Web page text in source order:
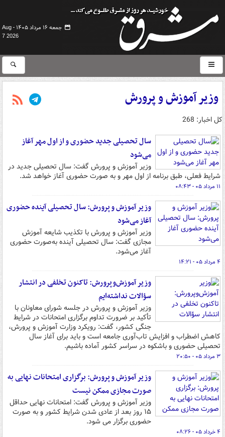
جمعه ۱۶ مرداد ۱۴۰۵ -
Aug
7 2026
وزیر آموزش و پرورش
کل اخبار: 268
سال تحصیلی جدید حضوری و از اول مهر آغاز
می‌شود
وزیر آموزش و پرورش گفت: سال تحصیلی جدید در
شرایط فعلی، طبق برنامه از اول مهر و به‌ صورت حضوری آغاز خواهد شد.
۱۱ مرداد ۰۵ - ۰۸:۴۳
وزیر آموزش و پرورش: سال تحصیلی آینده حضوری
آغاز می‌شود
وزیر آموزش و پرورش با تکذیب شایعه آموزش
مجازی گفت: سال تحصیلی آینده به‌صورت حضوری
آغاز می‌شود.
۴ مرداد ۰۵ - ۱۴:۲۱
وزیر آموزش‌وپرورش: تاکنون تخلفی در انتشار
سؤالات نداشته‌ایم
وزیر آموزش و پرورش در جلسه شورای معاونان با
تأکید بر ضرورت تداوم برگزاری امتحانات در شرایط
جنگی کشور، گفت: رویکرد وزارت آموزش و پرورش،
کاهش اضطراب و افزایش تاب‌آوری جامعه است و باید برای آغاز سال
تحصیلی حضوری و باشکوه در سراسر کشور آماده باشیم.
۳ مرداد ۰۵ - ۲۰:۵۰
وزیر آموزش و پرورش: برگزاری امتحانات نهایی به
صورت مجازی ممکن نیست
وزیر آموزش و پرورش گفت: امتحانات نهایی حداقل
۱۵ روز بعد از عادی شدن شرایط کشور و به صورت
حضوری برگزار می شود.
۴ خرداد ۰۵ - ۰۸:۲۶